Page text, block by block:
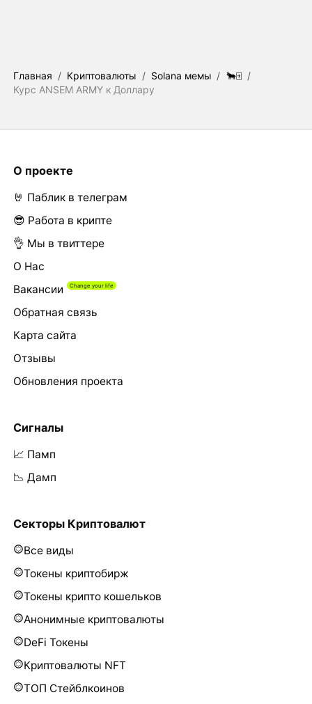
Главная / Криптовалюты / Solana мемы / 🐂🀄️ /
Курс ANSEM ARMY к Доллару
О проекте
🤘 Паблик в телеграм
😎 Работа в крипте
👌 Мы в твиттере
О Нас
Вакансии
Обратная связь
Карта сайта
Отзывы
Обновления проекта
Сигналы
📈 Памп
📉 Дамп
Секторы Криптовалют
Все виды
Токены криптобирж
Токены крипто кошельков
Анонимные криптовалюты
DeFi Токены
Криптовалюты NFT
ТОП Стейблкоинов